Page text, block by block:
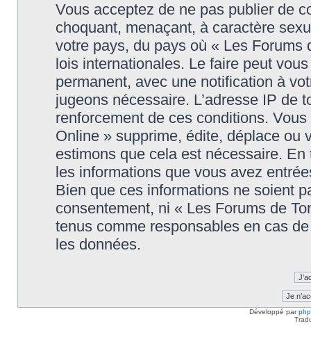
Vous acceptez de ne pas publier de
choquant, menaçant, à caractère
votre pays, du pays où « Les
lois internationales. Le faire peut
permanent, avec une notification à
jugeons nécessaire. L’adresse IP de
renforcement de ces conditions.
Online » supprime, édite, déplace ou
estimons que cela est nécessaire.
les informations que vous avez
Bien que ces informations ne soient
consentement, ni « Les Forums de
tenus comme responsables en cas
les données.
Développé par